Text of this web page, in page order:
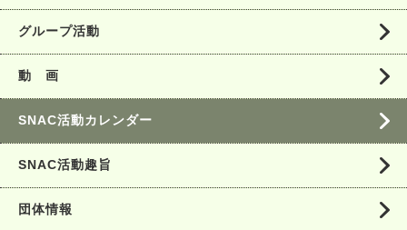
グループ活動
動 画
SNAC活動カレンダー
SNAC活動趣旨
団体情報